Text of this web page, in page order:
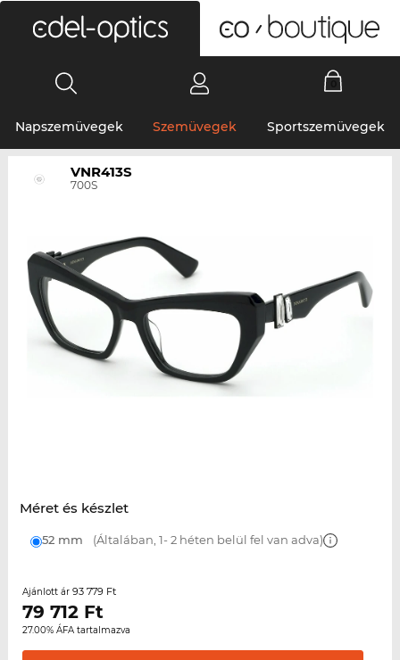
Napszemüvegek Szemüvegek Sportszemüvegek
VNR413S
700S
Méret és készlet
52 mm (Általában, 1- 2 héten belül fel van adva)
Ajánlott ár 93 779 Ft
79 712Ft
27.00% ÁFA tartalmazva